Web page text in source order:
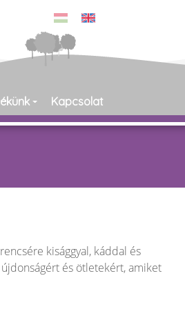
Kapcsolat
kisággyal, káddal és
és ötletekért, amiket